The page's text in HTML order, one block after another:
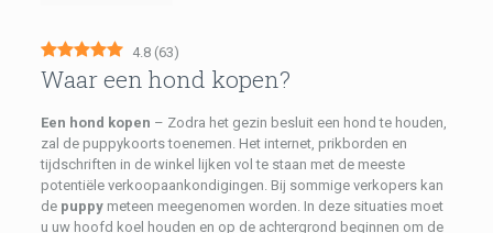
4.8 (63)
Waar een hond kopen?
Een hond kopen – Zodra het gezin besluit een hond te houden,
zal de puppykoorts toenemen. Het internet, prikborden en
tijdschriften in de winkel lijken vol te staan ​​met de meeste
potentiële verkoopaankondigingen. Bij sommige verkopers kan
de puppymeteen meegenomen worden. In deze situaties moet
u uw hoofd koel houden en op de achtergrond beginnen om de